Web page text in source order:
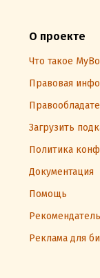
О проекте
Что такое
Правовая
Загрузить
Политика
Документация
Помощь
Реклама для